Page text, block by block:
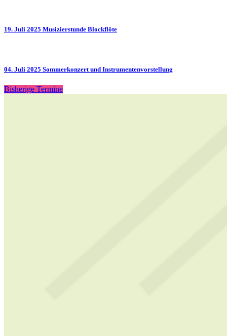
19. Juli 2025 Musizierstunde Blockflöte
04. Juli 2025 Sommerkonzert und Instrumentenvorstellung
Bisherige Termine